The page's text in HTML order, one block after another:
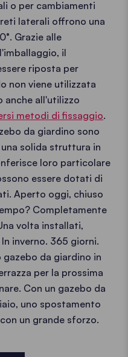
o per cambiamenti
laterali offrono una
Grazie alle
il
riposta per
non viene utilizzata
anche all'utilizzo
metodi di fissaggio.
da giardino sono
solida struttura in
loro particolare
essere dotati di
Aperto oggi, chiuso
Completamente
volta installati,
inverno. 365 giorni.
da giardino in
per la prossima
Con un gazebo da
uno spostamento
un grande sforzo.